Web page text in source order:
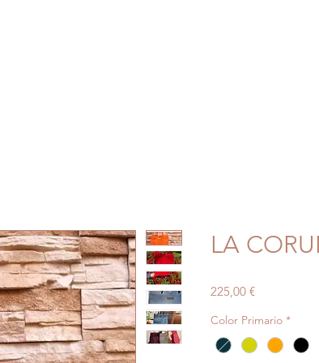
LA
225,00 €Precio
Color Primario *